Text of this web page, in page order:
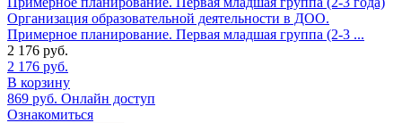
Организация образовательной деятельности в ДОО.
Примерное планирование. Первая младшая группа (2-3 ...
2 176 руб.
2 176 руб.
В корзину
869 руб. Онлайн доступ
Ознакомиться